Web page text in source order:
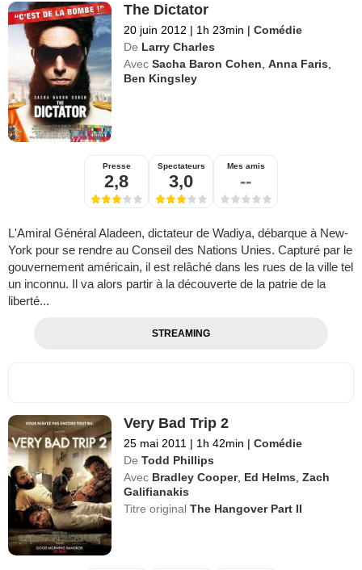
The Dictator
20 juin 2012 | 1h 23min | Comédie
De Larry Charles
Avec Sacha Baron Cohen ,Anna Faris
Ben Kingsley
Presse
2,8
Spectateurs
3,0
Mes amis
--
L'Amiral Général Aladeen, dictateur de Wadiya, débarque à New-
York pour se rendre au Conseil des Nations Unies. Capturé par le
gouvernement américain, il est relâché dans les rues de la ville tel
un inconnu. Il va alors partir à la découverte de la patrie de la
liberté...
STREAMING
Very Bad Trip 2
25 mai 2011 | 1h 42min | Comédie
De Todd Phillips
Avec Bradley Cooper, Ed Helms ,Zach
Galifianakis
Titre originalThe Hangover Part II